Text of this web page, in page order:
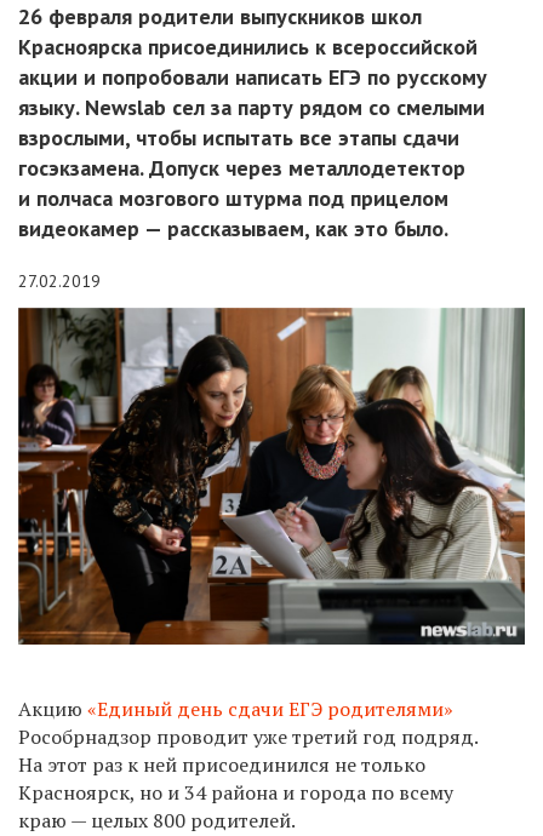
26 февраля родители выпускников школ
Красноярска присоединились к всероссийской
акции и попробовали написать ЕГЭ по русскому
языку. Newslab сел за парту рядом со смелыми
взрослыми, чтобы испытать все этапы сдачи
госэкзамена. Допуск через металлодетектор
и полчаса мозгового штурма под прицелом
видеокамер — рассказываем, как это было.
27.02.2019
Акцию «Единый день сдачи ЕГЭ родителями»
Рособрнадзор проводит уже третий год подряд.
На этот раз к ней присоединился не только
Красноярск, но и 34 района и города по всему
краю — целых 800 родителей.